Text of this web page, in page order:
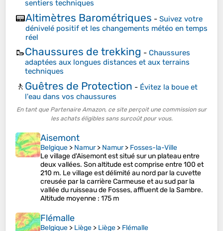
sentiers techniques
📟Altimètres Barométriques - Suivez votre
dénivelé positif et les changements météo en temps
réel
🥾Chaussures de trekking - Chaussures
adaptées aux longues distances et aux terrains
techniques
🚶 Guêtres de Protection - Évitez la boue et
l'eau dans vos chaussures
En tant que Partenaire Amazon, ce site perçoit une commission sur
les achats éligibles sans surcoût pour vous.
Aisemont
Belgique > Namur> Namur> Fosses-la-Ville
Le village d'Aisemont est situé sur un plateau entre
deux vallées. Son altitude est comprise entre 100 et
210 m. Le village est délimité au nord par la cuvette
creusée par la carrière Carmeuse et au sud par la
vallée du ruisseau de Fosses, affluent de la Sambre.
Altitude moyenne : 175 m
Flémalle
Belgique > Liège > Liège > Flémalle